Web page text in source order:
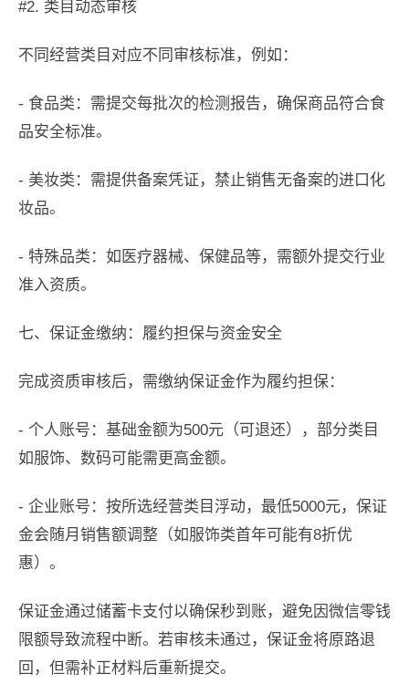
#2. 类目动态审核
不同经营类目对应不同审核标准，例如：
- 食品类：需提交每批次的检测报告，确保商品符合食
品安全标准。
- 美妆类：需提供备案凭证，禁止销售无备案的进口化
妆品。
- 特殊品类：如医疗器械、保健品等，需额外提交行业
准入资质。
七、保证金缴纳：履约担保与资金安全
完成资质审核后，需缴纳保证金作为履约担保：
- 个人账号：基础金额为500元（可退还），部分类目
如服饰、数码可能需更高金额。
- 企业账号：按所选经营类目浮动，最低5000元，保证
金会随月销售额调整（如服饰类首年可能有8折优
惠）。
保证金通过储蓄卡支付以确保秒到账，避免因微信零钱
限额导致流程中断。若审核未通过，保证金将原路退
回，但需补正材料后重新提交。